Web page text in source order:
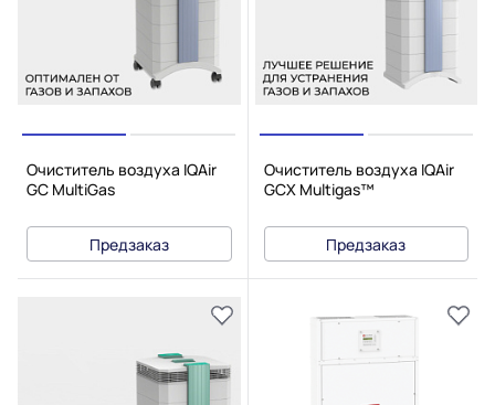
Очиститель воздуха IQAir
GC MultiGas
Предзаказ
Очиститель воздуха IQAir
GCX Multigas™
Предзаказ